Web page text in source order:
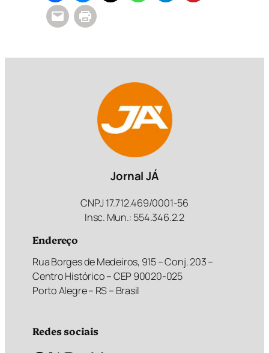
Jornal JÁ
CNPJ 17.712.469/0001-56
Insc. Mun.: 554.346.2.2
Endereço
Rua Borges de Medeiros, 915 – Conj. 203 –
Centro Histórico – CEP 90020-025
Porto Alegre – RS – Brasil
Redes sociais